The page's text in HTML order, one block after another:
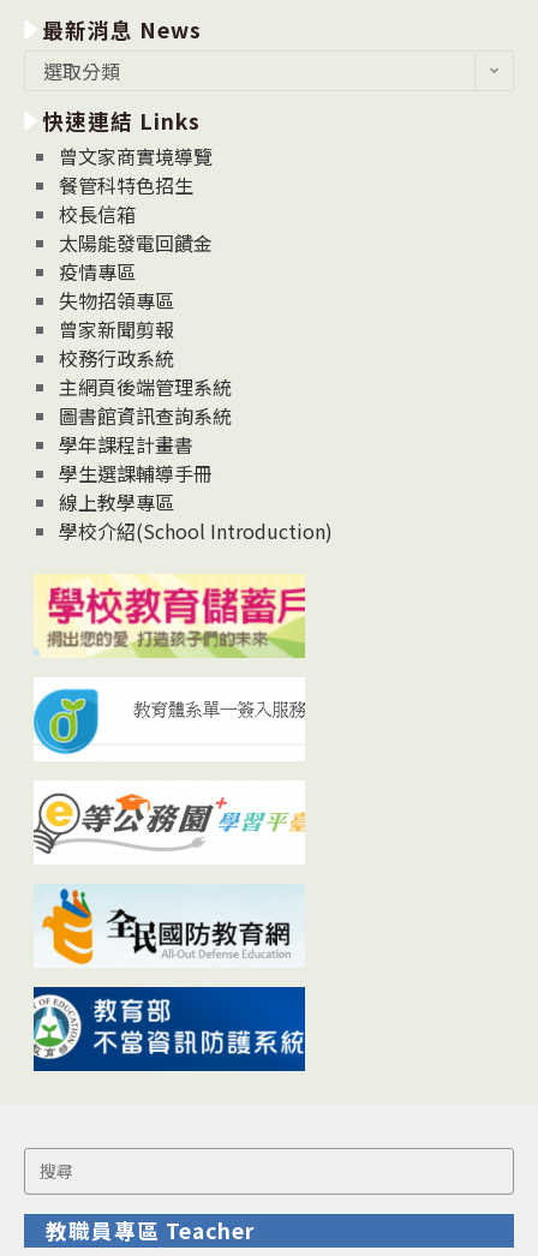
最新消息 News
消
息
News
選取分類
快速連結 Links
曾文家商實境導覽
餐管科特色招生
校長信箱
太陽能發電回饋金
疫情專區
失物招領專區
曾家新聞剪報
校務行政系統
主網頁後端管理系統
圖書館資訊查詢系統
學年課程計畫書
學生選課輔導手冊
線上教學專區
學校介紹(School Introduction)
Search
for:
教職員專區 Teacher